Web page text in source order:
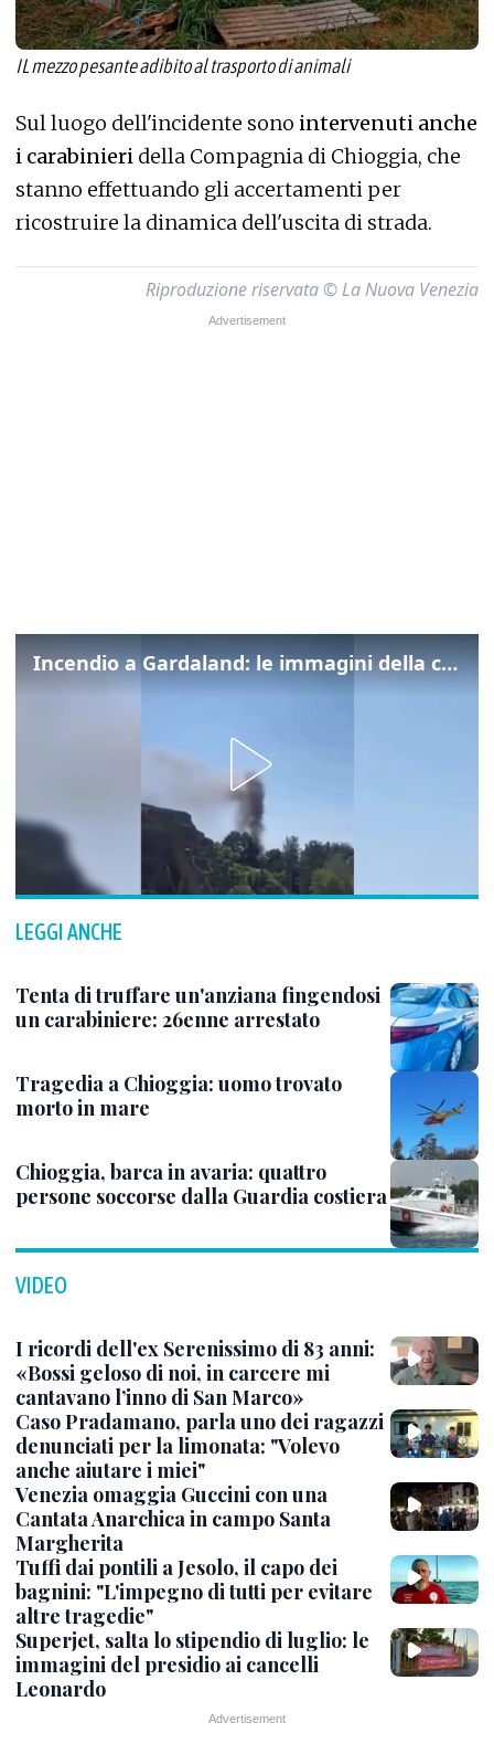
IL mezzo pesante adibito al trasporto di animali
Sul luogo dell'incidente sono intervenuti anche
i carabinieri della Compagnia di Chioggia, che
stanno effettuando gli accertamenti per
ricostruire la dinamica dell'uscita di strada.
Riproduzione riservata © La Nuova Venezia
Incendio a Gardaland: le immagini della colonna di fumo
LEGGI ANCHE
Tenta di truffare un'anziana fingendosi
un carabiniere: 26enne arrestato
Tragedia a Chioggia: uomo trovato
morto in mare
Chioggia, barca in avaria: quattro
persone soccorse dalla Guardia costiera
VIDEO
I ricordi dell'ex Serenissimo di 83 anni:
«Bossi geloso di noi, in carcere mi
cantavano l’inno di San Marco»
Caso Pradamano, parla uno dei ragazzi
denunciati per la limonata: "Volevo
anche aiutare i miei"
Venezia omaggia Guccini con una
Cantata Anarchica in campo Santa
Margherita
Tuffi dai pontili a Jesolo, il capo dei
bagnini: "L'impegno di tutti per evitare
altre tragedie"
Superjet, salta lo stipendio di luglio: le
immagini del presidio ai cancelli
Leonardo